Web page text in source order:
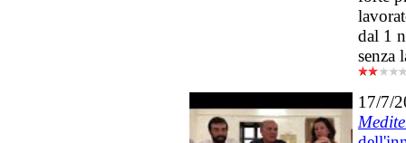
dal 1
senza
17/7/